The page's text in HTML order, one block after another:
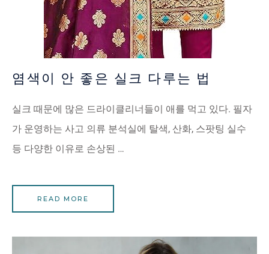
염색이 안 좋은 실크 다루는 법
실크 때문에 많은 드라이클리너들이 애를 먹고 있다. 필자
가 운영하는 사고 의류 분석실에 탈색, 산화, 스팟팅 실수
등 다양한 이유로 손상된 …
READ MORE